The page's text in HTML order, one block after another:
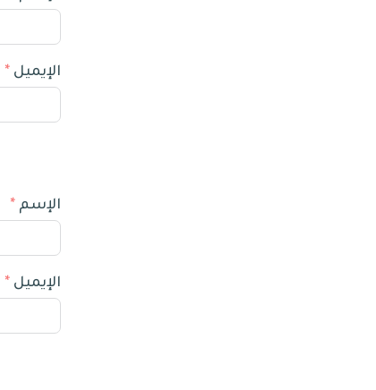
الإيميل
الإسم
الإيميل